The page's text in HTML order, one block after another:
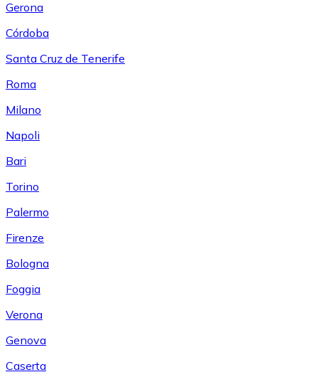
Gerona
Córdoba
Santa Cruz de Tenerife
Roma
Milano
Napoli
Bari
Torino
Palermo
Firenze
Bologna
Foggia
Verona
Genova
Caserta